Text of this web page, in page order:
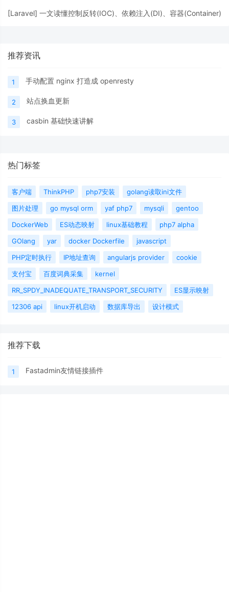
[Laravel] 一文读懂控制反转(IOC)、依赖注入(DI)、容器(Container)
推荐资讯
1 手动配置 nginx 打造成 openresty
2 站点换血更新
3 casbin 基础快速讲解
热门标签
客户端 ThinkPHP php7安装
golang读取ini文件
图片处理
go mysql orm yaf php7 mysqli
gentoo
DockerWeb
ES动态映射 linux基础教程
php7 alpha
GOlang
yar docker Dockerfile
javascript
PHP定时执行
IP地址查询 angularjs provider
cookie
支付宝
百度词典采集
kernel
RR_SPDY_INADEQUATE_TRANSPORT_SECURITY
ES显示映射
12306 api
linux开机启动 数据库导出 设计模式
推荐下载
1 Fastadmin友情链接插件